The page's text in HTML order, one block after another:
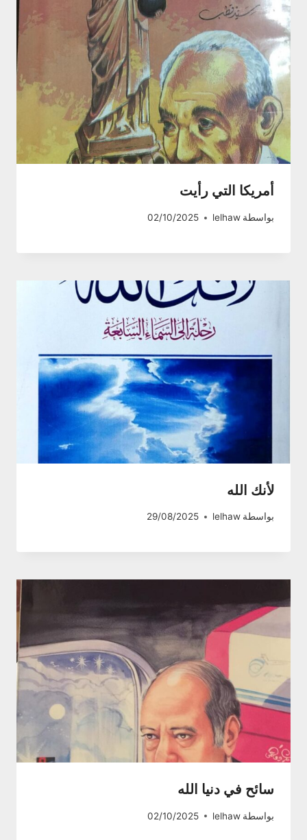
أمريكا التي رأيت
بواسطة lelhaw
02/10/2025
لأنك الله
بواسطة lelhaw
29/08/2025
سائح في دنيا الله
بواسطة lelhaw
02/10/2025